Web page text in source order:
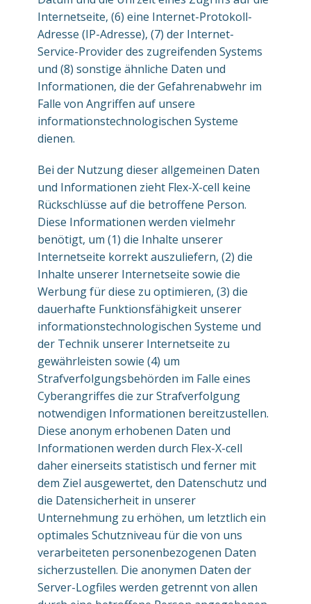
Internetseite, (6) eine Internet-Protokoll-
Adresse (IP-Adresse), (7) der Internet-
Service-Provider des zugreifenden Systems
und (8) sonstige ähnliche Daten und
Informationen, die der Gefahrenabwehr im
Falle von Angriffen auf unsere
informationstechnologischen Systeme
dienen.
Bei der Nutzung dieser allgemeinen Daten
und Informationen zieht Flex-X-cell keine
Rückschlüsse auf die betroffene Person.
Diese Informationen werden vielmehr
benötigt, um (1) die Inhalte unserer
Internetseite korrekt auszuliefern, (2) die
Inhalte unserer Internetseite sowie die
Werbung für diese zu optimieren, (3) die
dauerhafte Funktionsfähigkeit unserer
informationstechnologischen Systeme und
der Technik unserer Internetseite zu
gewährleisten sowie (4) um
Strafverfolgungsbehörden im Falle eines
Cyberangriffes die zur Strafverfolgung
notwendigen Informationen bereitzustellen.
Diese anonym erhobenen Daten und
Informationen werden durch Flex-X-cell
daher einerseits statistisch und ferner mit
dem Ziel ausgewertet, den Datenschutz und
die Datensicherheit in unserer
Unternehmung zu erhöhen, um letztlich ein
optimales Schutzniveau für die von uns
verarbeiteten personenbezogenen Daten
sicherzustellen. Die anonymen Daten der
Server-Logfiles werden getrennt von allen